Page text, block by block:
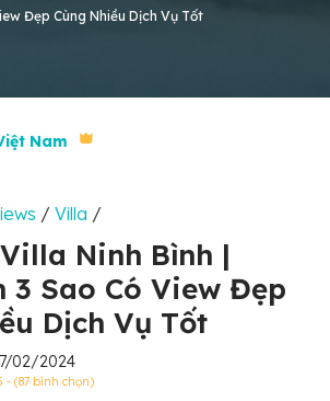
Đẹp Cùng Nhiều Dịch Vụ Tốt
Nam
/ Villa /
Ninh Bình |
Sao Có View Đẹp
Dịch Vụ Tốt
02/2024
- (87 bình chọn)